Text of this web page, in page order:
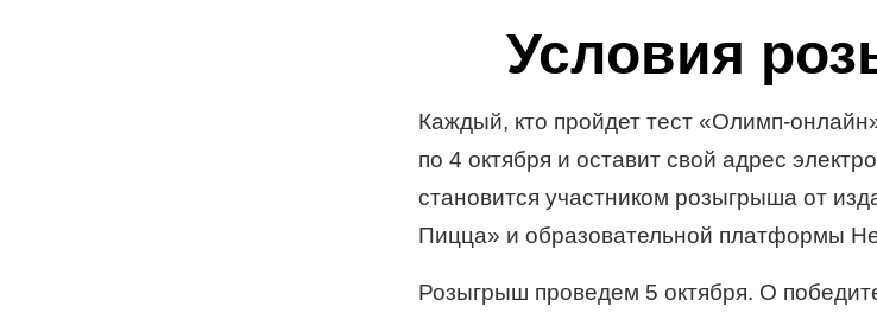
Условия
Каждый, кто пройдет тест «Олимп-
по 4 октября и оставит свой адрес
становится участником розыгрыша от
Пицца» и образовательной платформы
Розыгрыш проведем 5 октября. О